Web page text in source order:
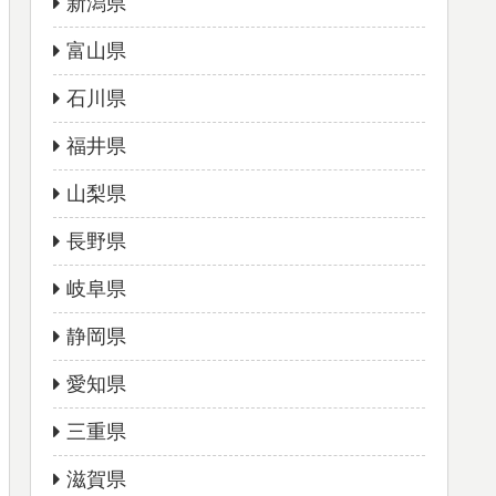
富山県
石川県
福井県
山梨県
長野県
岐阜県
静岡県
愛知県
三重県
滋賀県